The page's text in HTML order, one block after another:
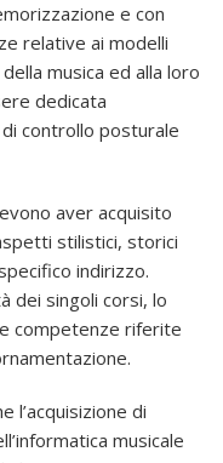
e con
relative ai modelli
musica ed alla loro
dedicata
di controllo posturale
aver acquisito
stilistici, storici
indirizzo.
dei singoli corsi, lo
competenze riferite
l’acquisizione di
musicale